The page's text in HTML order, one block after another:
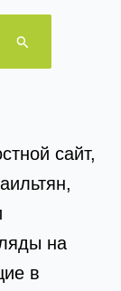
сайт,
на
в